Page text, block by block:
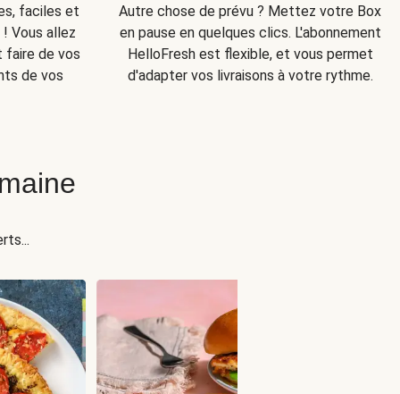
faciles et
Vous allez
faire de vos
de vos
Autre chose de prévu ? Mettez votre Box
en pause en quelques clics. L'abonnement
HelloFresh est flexible, et vous permet
d'adapter vos livraisons à votre rythme.